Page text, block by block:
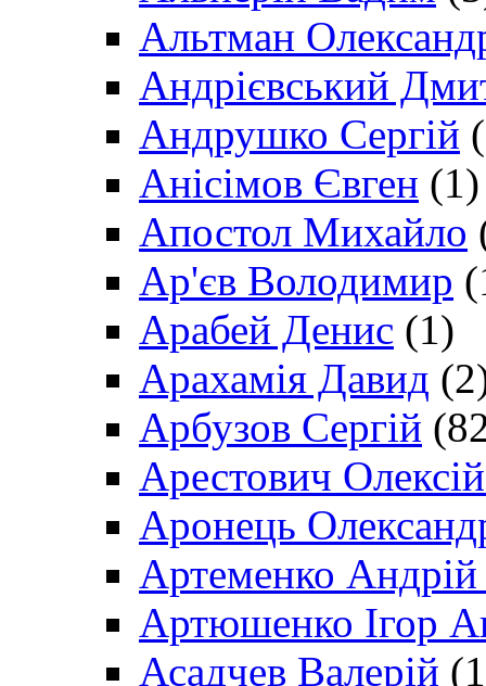
Альтман
Андрієвський
Андрушко Сергій
Анісімов Євген (1)
Апостол Михайло
Ар'єв Володимир
Арабей Денис (1)
Арахамія Давид
Арбузов Сергій
Арестович
Аронець
Артеменко Андрій
Артюшенко Ігор
Асадчев Валерій